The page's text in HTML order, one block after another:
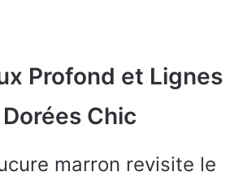
Profond et Lignes
Dorées Chic
marron revisite le